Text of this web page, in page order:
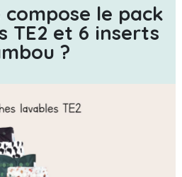
compose le pack
TE2 et 6 inserts
?